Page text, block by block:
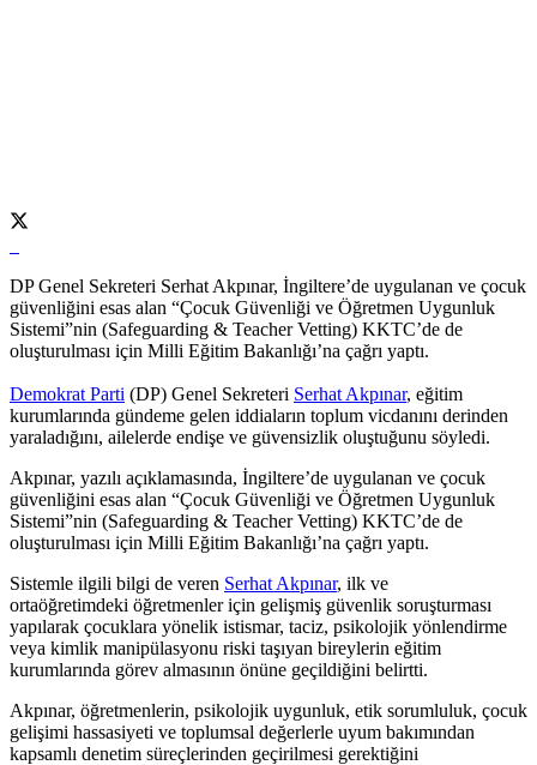
DP Genel Sekreteri Serhat Akpınar, İngiltere’de uygulanan ve çocuk
güvenliğini esas alan “Çocuk Güvenliği ve Öğretmen Uygunluk
Sistemi”nin (Safeguarding & Teacher Vetting) KKTC’de de
oluşturulması için Milli Eğitim Bakanlığı’na çağrı yaptı.
Demokrat Parti (DP) Genel Sekreteri Serhat Akpınar, eğitim
kurumlarında gündeme gelen iddiaların toplum vicdanını derinden
yaraladığını, ailelerde endişe ve güvensizlik oluştuğunu söyledi.
Akpınar, yazılı açıklamasında, İngiltere’de uygulanan ve çocuk
güvenliğini esas alan “Çocuk Güvenliği ve Öğretmen Uygunluk
Sistemi”nin (Safeguarding & Teacher Vetting) KKTC’de de
oluşturulması için Milli Eğitim Bakanlığı’na çağrı yaptı.
Sistemle ilgili bilgi de veren Serhat Akpınar, ilk ve
ortaöğretimdeki öğretmenler için gelişmiş güvenlik soruşturması
yapılarak çocuklara yönelik istismar, taciz, psikolojik yönlendirme
veya kimlik manipülasyonu riski taşıyan bireylerin eğitim
kurumlarında görev almasının önüne geçildiğini belirtti.
Akpınar, öğretmenlerin, psikolojik uygunluk, etik sorumluluk, çocuk
gelişimi hassasiyeti ve toplumsal değerlerle uyum bakımından
kapsamlı denetim süreçlerinden geçirilmesi gerektiğini